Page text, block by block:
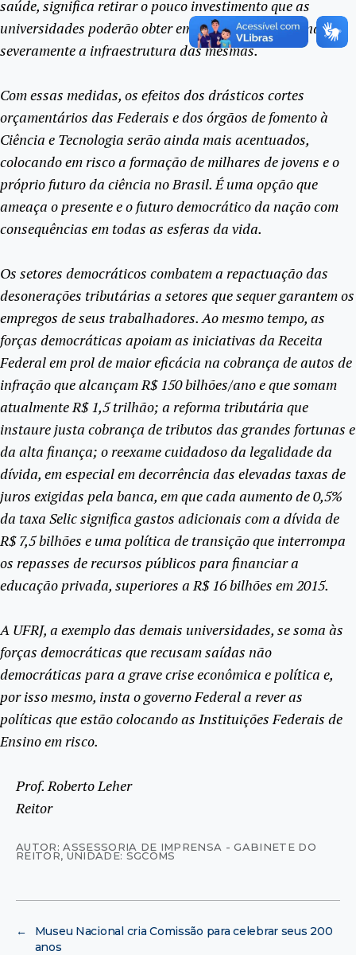
saúde, significa retirar o pouco investimento que as
universidades poderão obter em 2016, comprometendo
severamente a infraestrutura das mesmas.
Com essas medidas, os efeitos dos drásticos cortes
orçamentários das Federais e dos órgãos de fomento à
Ciência e Tecnologia serão ainda mais acentuados,
colocando em risco a formação de milhares de jovens e o
próprio futuro da ciência no Brasil. É uma opção que
ameaça o presente e o futuro democrático da nação com
consequências em todas as esferas da vida.
Os setores democráticos combatem a repactuação das
desonerações tributárias a setores que sequer garantem os
empregos de seus trabalhadores. Ao mesmo tempo, as
forças democráticas apoiam as iniciativas da Receita
Federal em prol de maior eficácia na cobrança de autos de
infração que alcançam R$ 150 bilhões/ano e que somam
atualmente R$ 1,5 trilhão; a reforma tributária que
instaure justa cobrança de tributos das grandes fortunas e
da alta finança; o reexame cuidadoso da legalidade da
dívida, em especial em decorrência das elevadas taxas de
juros exigidas pela banca, em que cada aumento de 0,5%
da taxa Selic significa gastos adicionais com a dívida de
R$ 7,5 bilhões e uma política de transição que interrompa
os repasses de recursos públicos para financiar a
educação privada, superiores a R$ 16 bilhões em 2015.
A UFRJ, a exemplo das demais universidades, se soma às
forças democráticas que recusam saídas não
democráticas para a grave crise econômica e política e,
por isso mesmo, insta o governo Federal a rever as
políticas que estão colocando as Instituições Federais de
Ensino em risco.
Prof. Roberto Leher
Reitor
AUTOR: ASSESSORIA DE IMPRENSA - GABINETE DO
REITOR, UNIDADE: SGCOMS
←
Museu Nacional cria Comissão para celebrar seus 200
anos